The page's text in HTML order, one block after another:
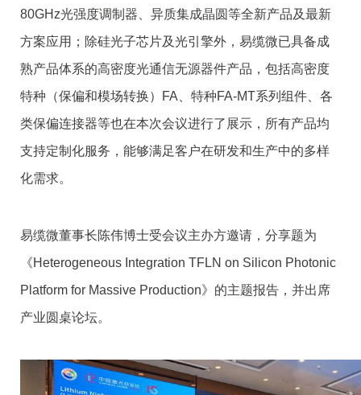
80GHz光强度调制器、异质集成晶圆等全新产品及最新
方案应用；除硅光子芯片及光引擎外，易缆微已具备成
熟产品体系的高密度光通信无源器件产品，包括高密度
特种（保偏和模场转换）FA、特种FA-MT系列组件、各
类保偏连接器等也在本次会议进行了展示，所有产品均
支持定制化服务，能够满足客户在研发和生产中的多样
化需求。
易缆微董事长陈伟博士受会议主办方邀请，分享题为
《Heterogeneous Integration TFLN on Silicon Photonic
Platform for Massive Production》的主题报告，并出席
产业圆桌论坛。